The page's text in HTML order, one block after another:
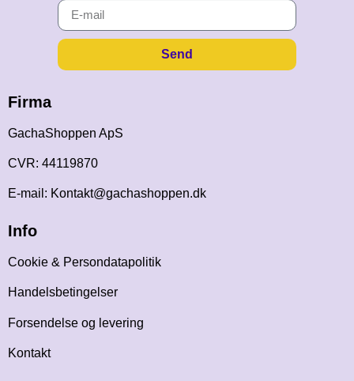
Send
Firma
GachaShoppen ApS
CVR: 44119870
E-mail: Kontakt@gachashoppen.dk
Info
Cookie & Persondatapolitik
Handelsbetingelser
Forsendelse og levering
Kontakt